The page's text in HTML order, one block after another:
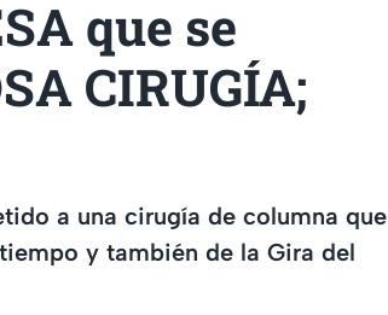
que se
CIRUGÍA;
a una cirugía de columna que
y también de la Gira del